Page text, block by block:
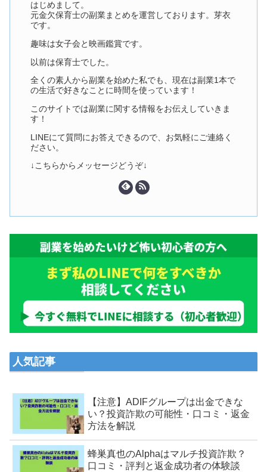
はじめまして。
元金欠保育士の副業まとめを運営しております。芽衣
です。
趣味は女子会と映画鑑賞です。
以前は保育士でした。
全くの素人から副業を始めた私でも、現在は副業1本で
の生活で好きなことに時間を使っています！
このサイトでは副業に関する情報をお伝えしていきま
す！
LINEにて質問にお答えできるので、お気軽にご連絡く
ださい。
↓こちらからメッセージどうぞ↓
人気記事
【注意】ADIFグループは出金できな
い？投資詐欺の可能性・口コミ・返金
方法を解説
蜂巣真也のAlphaはマルチ投資詐欺？
口コミ・評判と返金成功者の体験談